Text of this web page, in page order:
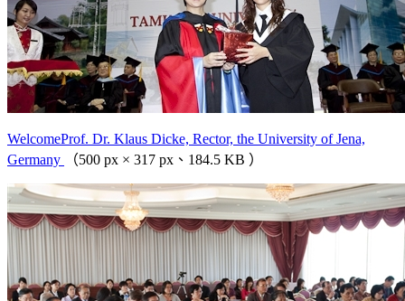
WelcomeProf. Dr. Klaus Dicke, Rector, the University of Jena,
Germany
（500 px × 317 px、184.5 KB ）